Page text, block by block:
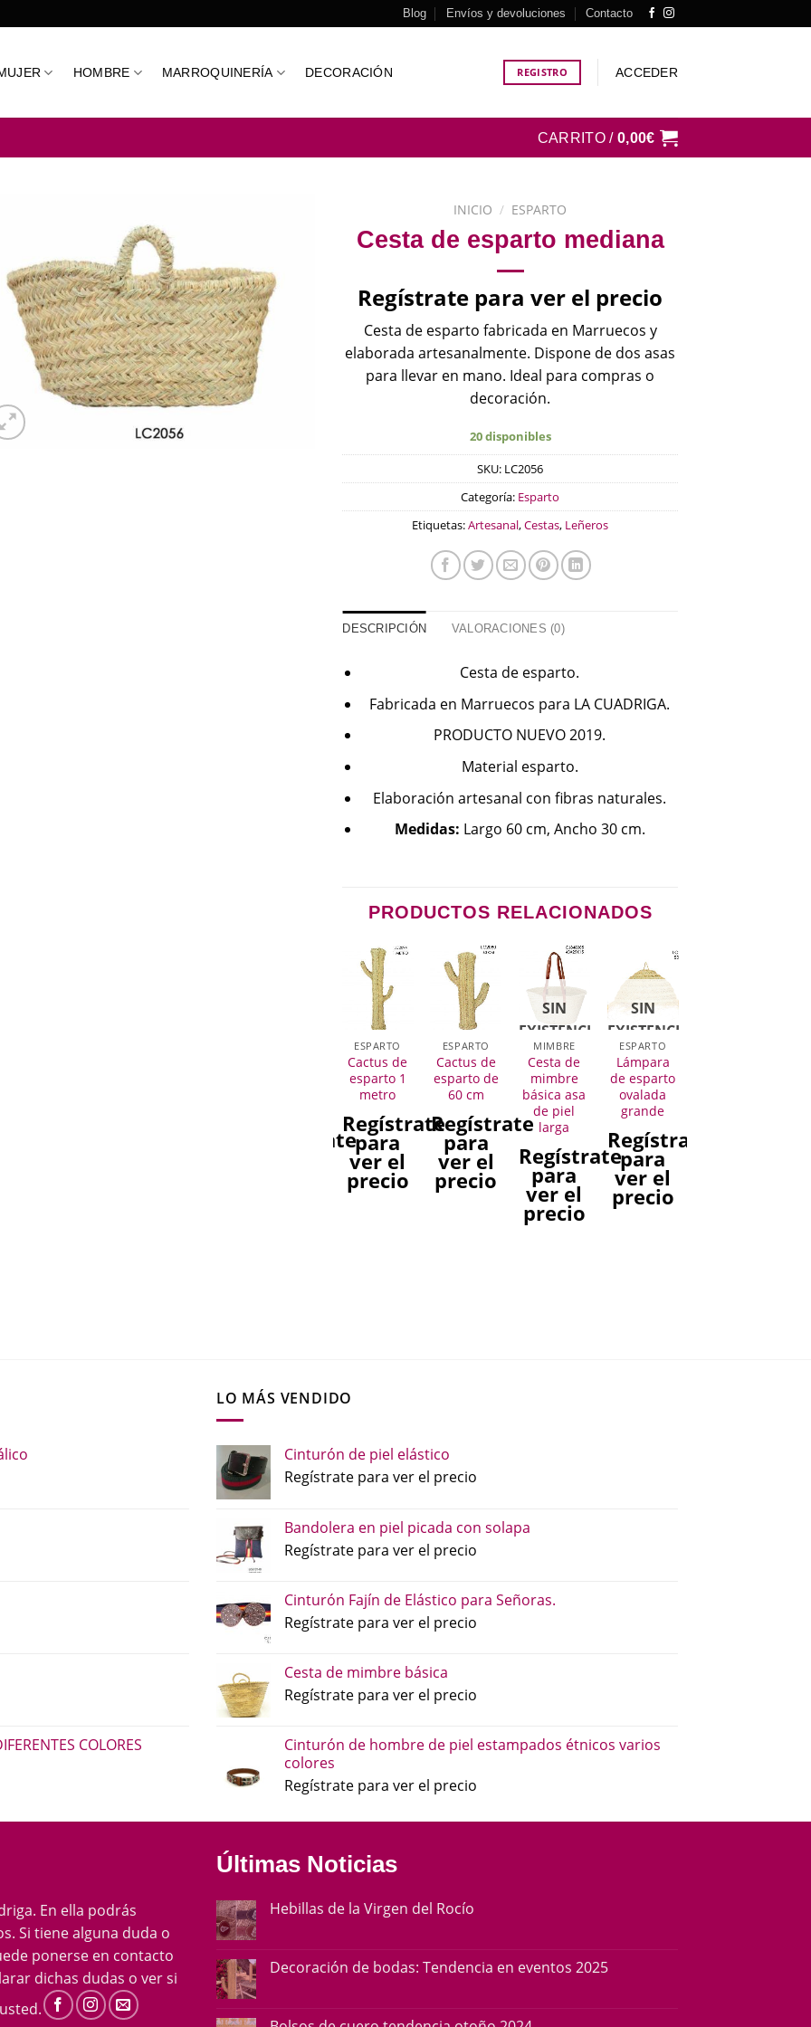
Blog Envíos y devoluciones Contacto
HOMBRE MARROQUINERÍA DECORACIÓN REGISTRO ACCEDER
CARRITO /0,00€
INICIO / ESPARTO
Cesta de esparto mediana
Regístrate para ver el precio
Cesta de esparto fabricada en Marruecos y
elaborada artesanalmente. Dispone de dos asas
para llevar en mano. Ideal para compras o
decoración.
20 disponibles
SKU: LC2056
Categoría: Esparto
Etiquetas:Artesanal,Cestas, Leñeros
DESCRIPCIÓN VALORACIONES (0)
Cesta de esparto.
Fabricada en Marruecos para LA CUADRIGA.
PRODUCTO NUEVO 2019.
Material esparto.
Elaboración artesanal con fibras naturales.
Medidas: Largo 60 cm, Ancho 30 cm.
PRODUCTOS RELACIONADOS
ESPARTO
Cactus de
esparto 1
metro
Regístrate
para
ver el
precio
ESPARTO
Cactus de
esparto de
60 cm
Regístrate
para
ver el
precio
SIN
EXISTENCIAS
MIMBRE
Cesta de
mimbre
básica asa
de piel
larga
Regístrate
para
ver el
precio
SIN
EXISTENCIAS
ESPARTO
Lámpara
de esparto
ovalada
grande
Regístrate
para
ver el
precio
Regístrate
COLORES
LO MÁS VENDIDO
Cinturón de piel elástico
Regístrate para ver el precio
Bandolera en piel picada con solapa
Regístrate para ver el precio
Cinturón Fajín de Elástico para Señoras.
Regístrate para ver el precio
Cesta de mimbre básica
Regístrate para ver el precio
Cinturón de hombre de piel estampados étnicos varios
colores
Regístrate para ver el precio
En ella podrás
Si tiene alguna duda o
ponerse en contacto
dichas dudas o ver si
Últimas Noticias
Hebillas de la Virgen del Rocío
Decoración de bodas: Tendencia en eventos 2025